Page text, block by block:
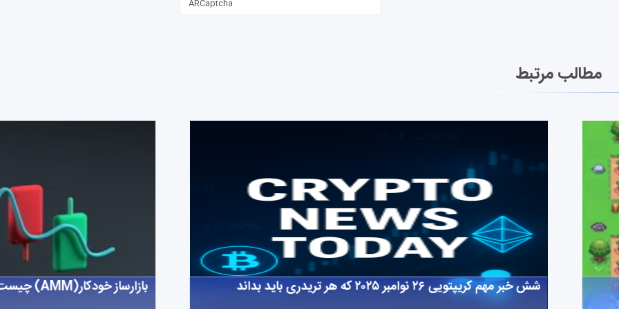
ARCaptcha
مطالب مرتبط
شش خبر مهم کریپتویی ۲۶ نوامبر ۲۰۲۵ که هر تریدری باید بداند بازارساز خودکار(AMM) چیست؟